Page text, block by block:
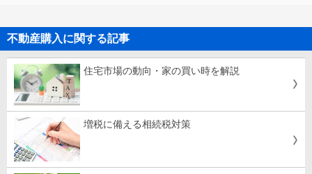
不動産購入に関する記事
住宅市場の動向・家の買い時を解説
増税に備える相続税対策